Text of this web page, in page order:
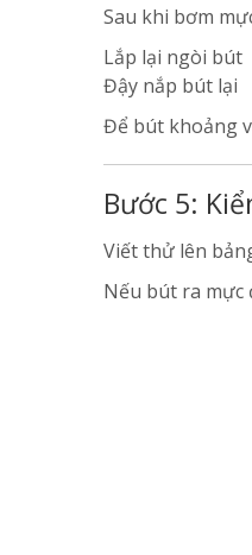
Sau khi bơm
Lắp lại ngòi bút
Đậy nắp bút lại
Để bút khoảng
Bước 5:
Viết thử lên
Nếu bút ra mực